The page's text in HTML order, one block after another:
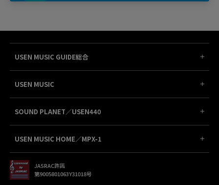
USEN MUSIC GUIDE総合
USEN MUSIC
SOUND PLANET／USEN440
USEN MUSIC HOME／MPX-1
JASRAC許諾
第9005801063Y31018号